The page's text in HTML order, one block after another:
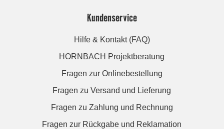
Kundenservice
Hilfe & Kontakt (FAQ)
HORNBACH Projektberatung
Fragen zur Onlinebestellung
Fragen zu Versand und Lieferung
Fragen zu Zahlung und Rechnung
Fragen zur Rückgabe und Reklamation